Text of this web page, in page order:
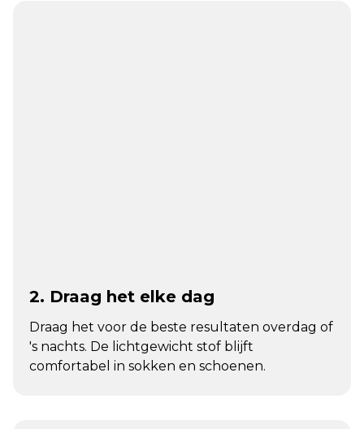
2. Draag het elke dag
Draag het voor de beste resultaten overdag of
's nachts. De lichtgewicht stof blijft
comfortabel in sokken en schoenen.